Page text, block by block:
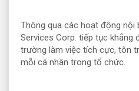
Thông qua các hoạt động nội
Services Corp. tiếp tục khẳng
trường làm việc tích cực, tôn
mỗi cá nhân trong tổ chức.